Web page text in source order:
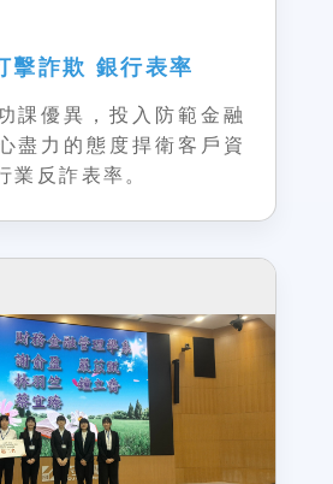
擊詐欺 銀行表率
課優異，投入防範金融
盡力的態度捍衛客戶資
業反詐表率。